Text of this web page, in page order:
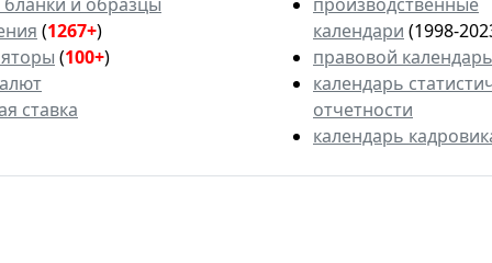
(1267+)
(100+)
ставка
календари (1998-
правовой календарь
календарь
отчетности
календарь